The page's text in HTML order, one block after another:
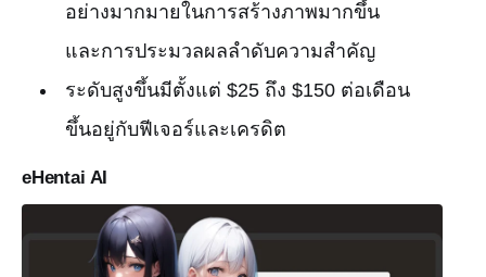
อย่างมากมายในการสร้างภาพมากขึ้น
และการประมวลผลลำดับความสำคัญ
ระดับสูงขึ้นมีตั้งแต่ $25 ถึง $150 ต่อเดือน
ขึ้นอยู่กับฟีเจอร์และเครดิต
eHentai AI